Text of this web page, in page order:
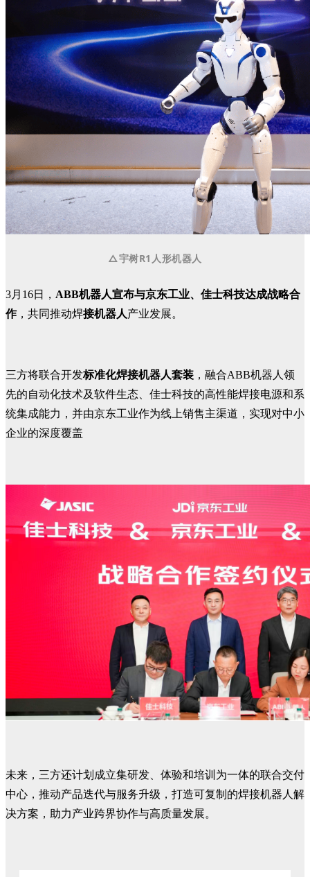
△宇树R1人形机器人
3月16日， ABB机器人宣布与京东工业、佳士科技达成战略合
作，共同推动焊接机器人产业发展。
三方将联合开发标准化焊接机器人套装 ，融合ABB机器人领
先的自动化技术及软件生态、佳士科技的高性能焊接电源和系
统集成能力，并由京东工业作为线上销售主渠道，实现对中小
企业的深度覆盖
未来，三方还计划成立集研发、体验和培训为一体的联合交付
中心，推动产品迭代与服务升级，打造可复制的焊接机器人解
决方案，助力产业跨界协作与高质量发展。